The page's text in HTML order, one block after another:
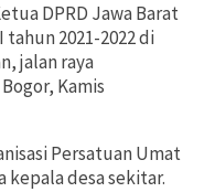
DPRD Jawa Barat
2021-2022 di
jalan raya
Kamis
Persatuan Umat
kepala desa sekitar.